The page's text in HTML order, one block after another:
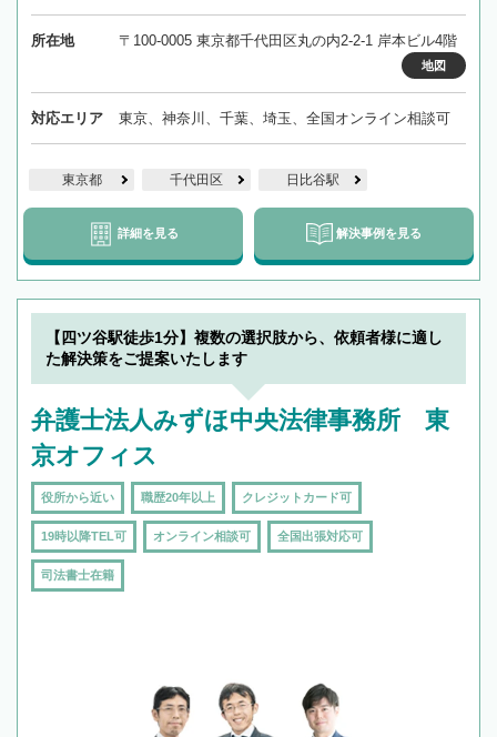
所在地 〒100-0005 東京都千代田区丸の内2-2-1 岸本ビル4階
地図
対応エリア 東京、神奈川、千葉、埼玉、全国オンライン相談可
東京都 千代田区 日比谷駅
詳細を見る 解決事例を見る
【四ツ谷駅徒歩1分】複数の選択肢から、依頼者様に適し
た解決策をご提案いたします
弁護士法人みずほ中央法律事務所 東
京オフィス
役所から近い 職歴20年以上 クレジットカード可
19時以降TEL可 オンライン相談可 全国出張対応可
司法書士在籍